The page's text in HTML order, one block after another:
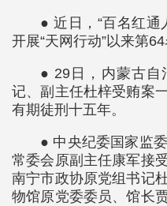
● 近日，“百名红通
开展“天网行动”以来第
● 29日，内蒙古自
记、副主任杜梓受贿案
有期徒刑十五年。
● 中央纪委国家监
常委会原副主任康军接
南宁市政协原党组书记
物馆原党委委员、馆长